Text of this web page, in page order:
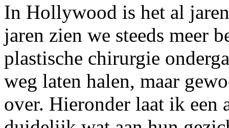
In Hollywood is het al
jaren zien we steeds meer
plastische chirurgie
weg laten halen, maar
over. Hieronder laat ik een